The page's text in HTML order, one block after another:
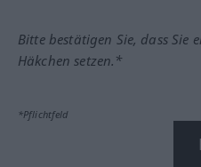
Bitte bestätigen Sie, dass Sie
Häkchen setzen.*
*Pflichtfeld